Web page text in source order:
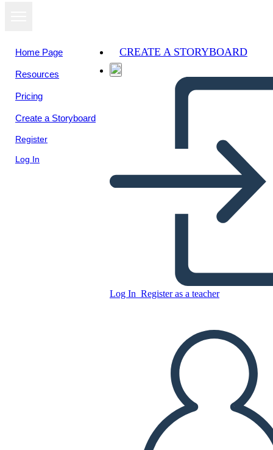
Home Page
Resources
Pricing
Create a Storyboard
Register
Log In
CREATE A STORYBOARD
Log In Register as a teacher
Untitled Storyboard
CREATE A STORYBOARD
PLAY SLIDESHOW
READ TO ME
View as
slideshow